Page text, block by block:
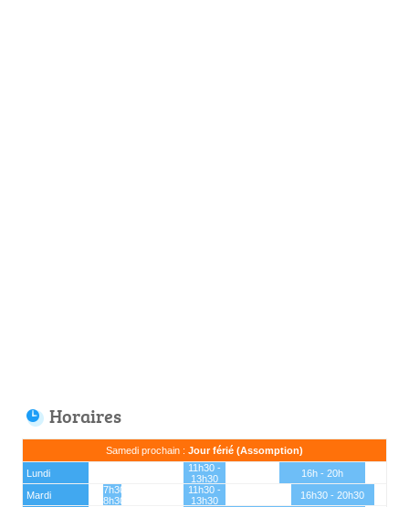
Horaires
Samedi prochain : Jour férié (Assomption)
Lundi
11h30 -
13h30
16h - 20h
Mardi
7h30 -
8h30
11h30 -
13h30
16h30 - 20h30